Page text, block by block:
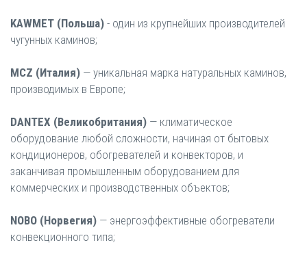
KAWМЕТ (Польша) - один из крупнейших производителей
чугунных каминов;
MCZ (Италия) — уникальная марка натуральных каминов,
производимых в Европе;
DANTEX (Великобритания) — климатическое
оборудование любой сложности, начиная от бытовых
кондиционеров, обогревателей и конвекторов, и
заканчивая промышленным оборудованием для
коммерческих и производственных объектов;
NOBO (Норвегия) — энергоэффективные обогреватели
конвекционного типа;